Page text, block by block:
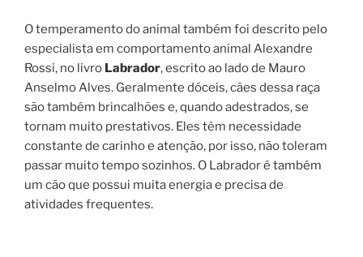
O temperamento do animal também foi descrito pelo
especialista em comportamento animal Alexandre
Rossi, no livro Labrador, escrito ao lado de Mauro
Anselmo Alves. Geralmente dóceis, cães dessa raça
são também brincalhões e, quando adestrados, se
tornam muito prestativos. Eles têm necessidade
constante de carinho e atenção, por isso, não toleram
passar muito tempo sozinhos. O Labrador é também
um cão que possui muita energia e precisa de
atividades frequentes.